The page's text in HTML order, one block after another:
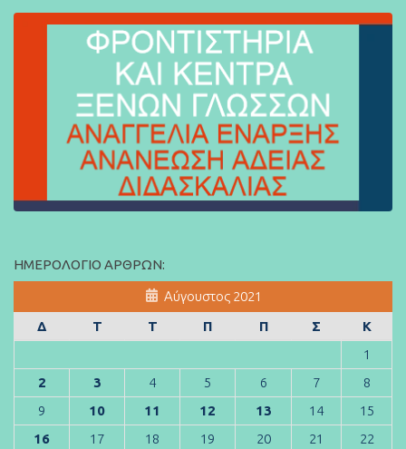
ΗΜΕΡΟΛΌΓΙΟ ΆΡΘΡΩΝ:
Αύγουστος 2021
Δ
Τ Τ Π Π Σ
Κ
1
2
3 4 5 6 7
8
9
10 11 12 13 14
15
16
17 18 19 20 21 22